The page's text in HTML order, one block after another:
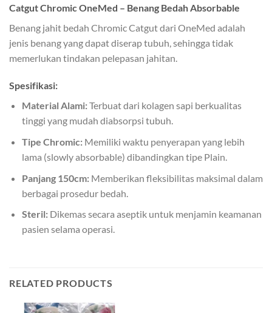
Catgut Chromic OneMed – Benang Bedah Absorbable
Benang jahit bedah Chromic Catgut dari OneMed adalah
jenis benang yang dapat diserap tubuh, sehingga tidak
memerlukan tindakan pelepasan jahitan.
Spesifikasi:
Material Alami:Terbuat dari kolagen sapi berkualitas
tinggi yang mudah diabsorpsi tubuh.
Tipe Chromic:Memiliki waktu penyerapan yang lebih
lama (slowly absorbable) dibandingkan tipe Plain.
Panjang 150cm:Memberikan fleksibilitas maksimal dalam
berbagai prosedur bedah.
Steril:Dikemas secara aseptik untuk menjamin keamanan
pasien selama operasi.
RELATED PRODUCTS